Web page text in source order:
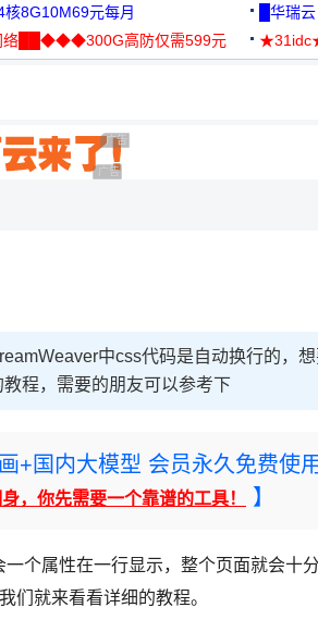
核8G10M69元每月
█华瑞
络██◆◆◆300G高防仅需599元
广告 商业广告，理性选择
广告 商业广告，理性选择
中css代码是自动换行的，想
程，需要的朋友可以参考下
+国内大模型 会员永久免费使用
，你先需要一个靠谱的工具！ 】
个属性在一行显示，整个页面就会十
们就来看看详细的教程。